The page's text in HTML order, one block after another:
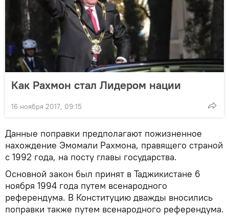
Как Рахмон стал Лидером нации
16 ноября 2017, 09:15
Данные поправки предполагают пожизненное
нахождение Эмомали Рахмона, правящего страной
с 1992 года, на посту главы государства.
Основной закон был принят в Таджикистане 6
ноября 1994 года путем всенародного
референдума. В Конституцию дважды вносились
поправки также путем всенародного референдума.